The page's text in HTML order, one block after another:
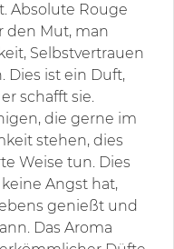
Absolute Rouge
den Mut, man
Selbstvertrauen
Dies ist ein Duft,
schafft sie.
die gerne im
stehen, dies
Weise tun. Dies
Angst hat,
genießt und
Das Aroma